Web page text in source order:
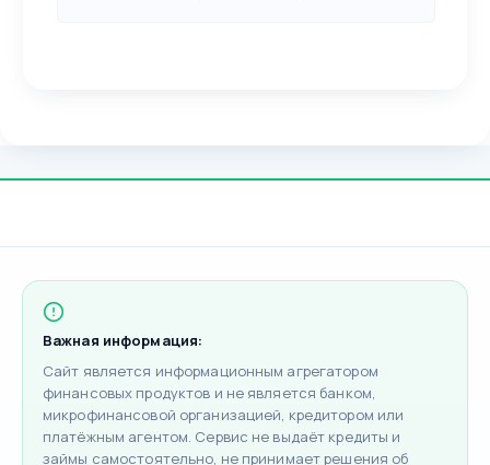
Важная информация:
Сайт является информационным агрегатором
финансовых продуктов и не является банком,
микрофинансовой организацией, кредитором или
платёжным агентом. Сервис не выдаёт кредиты и
займы самостоятельно, не принимает решения об